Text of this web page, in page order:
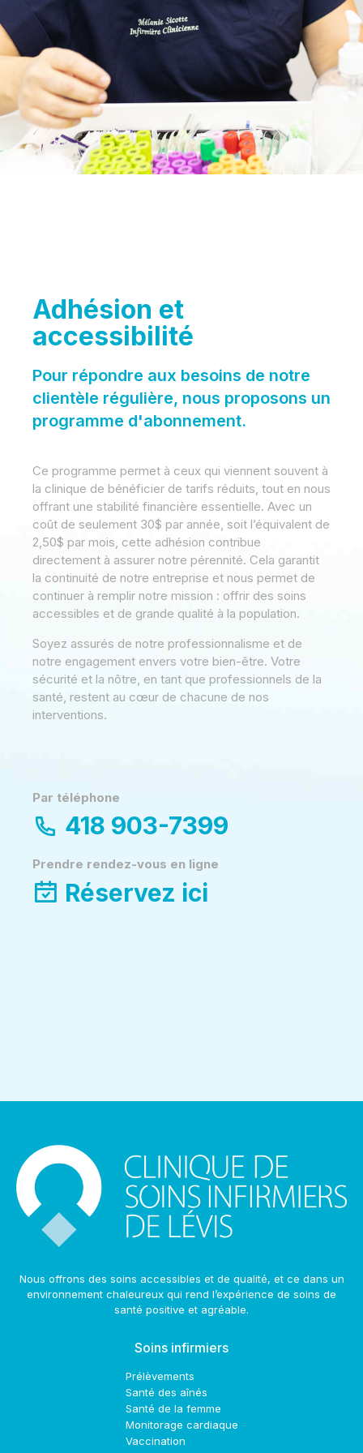
Adhésion et
accessibilité
Pour répondre aux besoins de notre
clientèle régulière, nous proposons un
programme d'abonnement.
Ce programme permet à ceux qui viennent souvent à
la clinique de bénéficier de tarifs réduits, tout en nous
offrant une stabilité financière essentielle. Avec un
coût de seulement 30$ par année, soit l’équivalent de
2,50$ par mois, cette adhésion contribue
directement à assurer notre pérennité. Cela garantit
la continuité de notre entreprise et nous permet de
continuer à remplir notre mission : offrir des soins
accessibles et de grande qualité à la population.
Soyez assurés de notre professionnalisme et de
notre engagement envers votre bien-être. Votre
sécurité et la nôtre, en tant que professionnels de la
santé, restent au cœur de chacune de nos
interventions.
Par téléphone
418 903-7399
Prendre rendez-vous en ligne
Réservez ici
Nous offrons des soins accessibles et de qualité, et ce dans un
environnement chaleureux qui rend l’expérience de soins de
santé positive et agréable.
Soins infirmiers
Prélèvements
Santé des aînés
Santé de la femme
Monitorage cardiaque
Vaccination